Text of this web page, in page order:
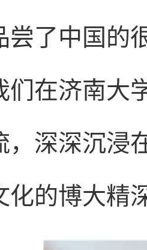
尝了中国的
们在济南大
，深深沉浸
化的博大精